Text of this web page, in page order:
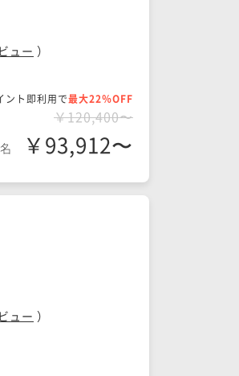
ュー ）
ント即利用で最大22％OFF
￥120,400〜
￥93,912〜
ュー ）